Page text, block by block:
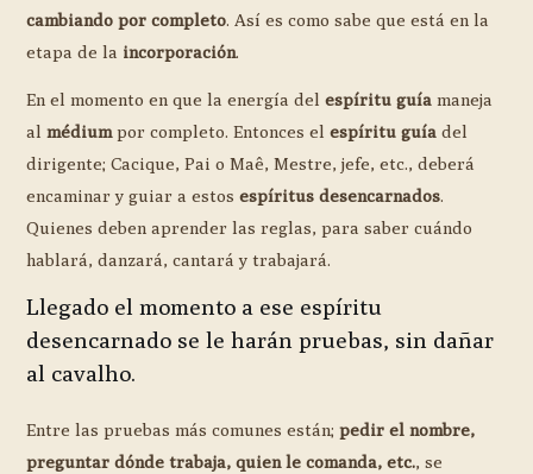
cambiando por completo. Así es como sabe que está en la
etapa de la incorporación.
En el momento en que la energía delespíritu guía maneja
almédiumpor completo. Entonces elespíritu guíadel
dirigente; Cacique, Pai o Maê, Mestre, jefe, etc., deberá
encaminar y guiar a estosespíritus desencarnados.
Quienes deben aprender las reglas, para saber cuándo
hablará, danzará, cantará y trabajará.
Llegado el momento a ese espíritu
desencarnado se le harán pruebas, sin dañar
al cavalho.
Entre las pruebas más comunes están;pedir el nombre,
preguntar dónde trabaja, quien le comanda, etc., se